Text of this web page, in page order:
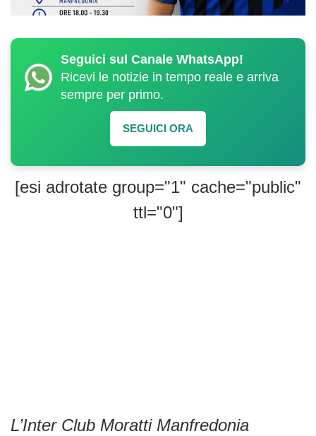
Seguici sul Canale WhatsApp!
Ricevi le notizie in tempo reale e arriva
sempre per primo.
SEGUICI ORA
[esi adrotate group="1" cache="public"
ttl="0"]
L’Inter Club Moratti Manfredonia